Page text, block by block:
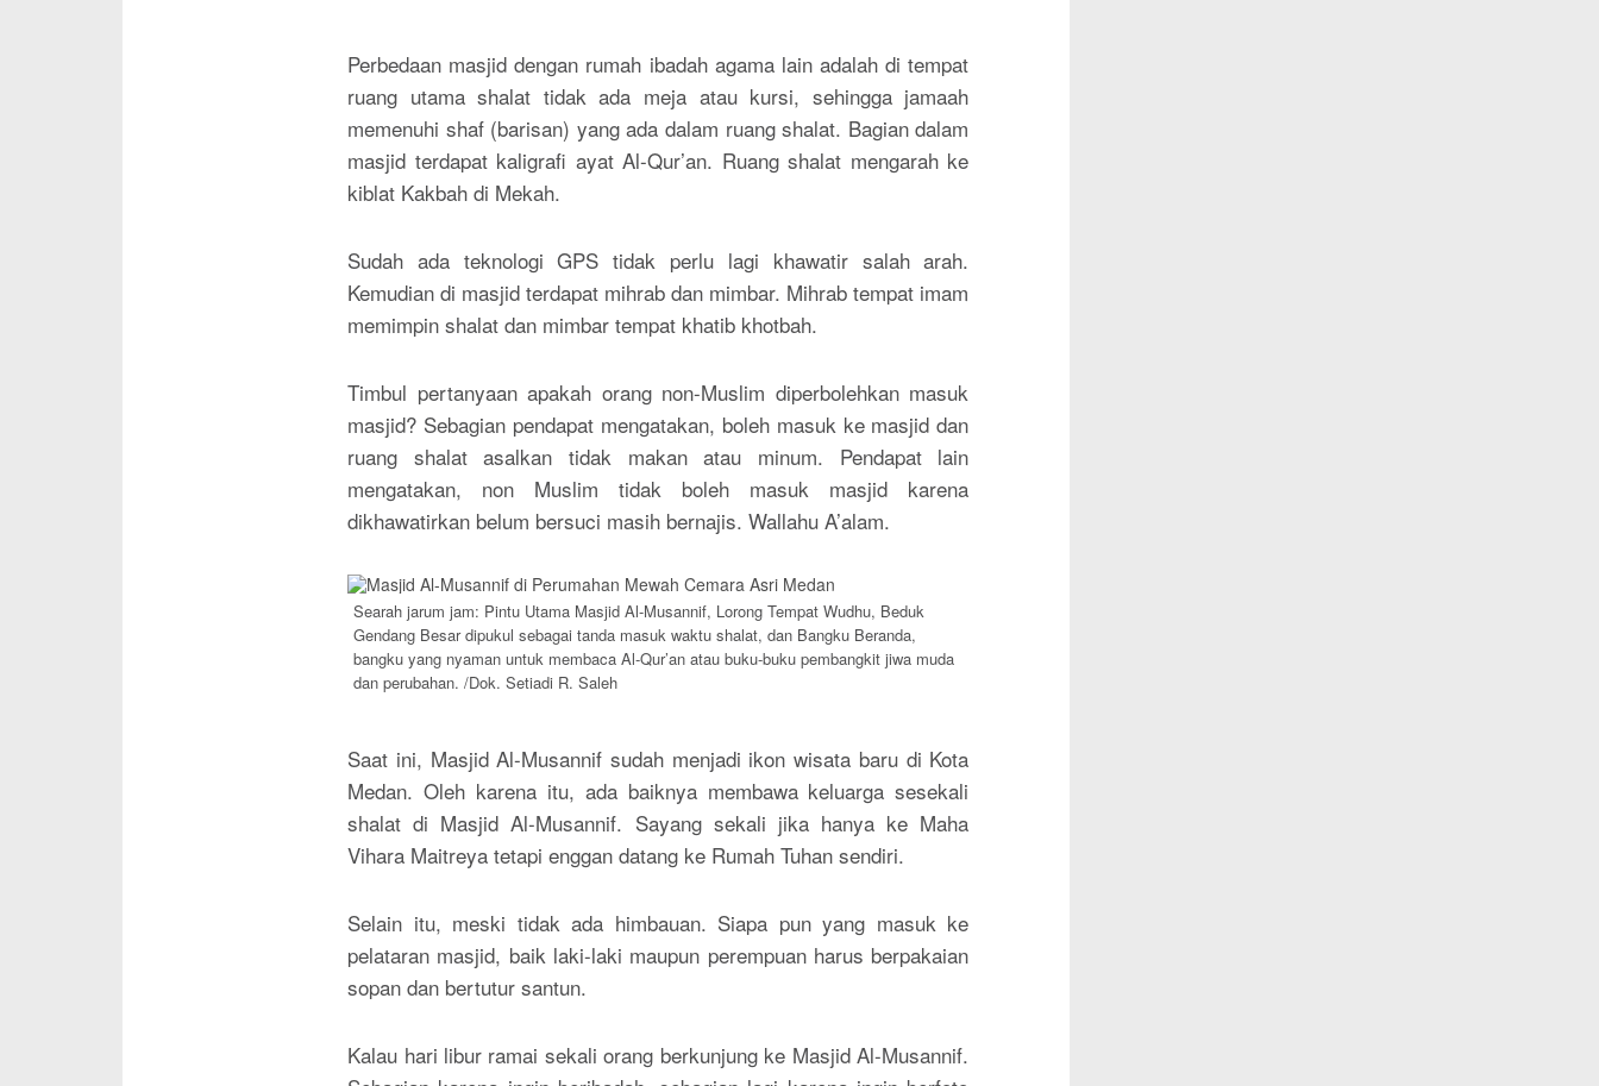
Perbedaan masjid dengan rumah ibadah agama lain adalah di tempat
ruang utama shalat tidak ada meja atau kursi, sehingga jamaah
memenuhi shaf (barisan) yang ada dalam ruang shalat. Bagian dalam
masjid terdapat kaligrafi ayat Al-Qur’an. Ruang shalat mengarah ke
kiblat Kakbah di Mekah.
Sudah ada teknologi GPS tidak perlu lagi khawatir salah arah.
Kemudian di masjid terdapat mihrab dan mimbar. Mihrab tempat imam
memimpin shalat dan mimbar tempat khatib khotbah.
Timbul pertanyaan apakah orang non-Muslim diperbolehkan masuk
masjid? Sebagian pendapat mengatakan, boleh masuk ke masjid dan
ruang shalat asalkan tidak makan atau minum. Pendapat lain
mengatakan, non Muslim tidak boleh masuk masjid karena
dikhawatirkan belum bersuci masih bernajis. Wallahu A’alam.
Searah jarum jam: Pintu Utama Masjid Al-Musannif, Lorong Tempat Wudhu, Beduk
Gendang Besar dipukul sebagai tanda masuk waktu shalat, dan Bangku Beranda,
bangku yang nyaman untuk membaca Al-Qur’an atau buku-buku pembangkit jiwa muda
dan perubahan. /Dok. Setiadi R. Saleh
Saat ini, Masjid Al-Musannif sudah menjadi ikon wisata baru di Kota
Medan. Oleh karena itu, ada baiknya membawa keluarga sesekali
shalat di Masjid Al-Musannif. Sayang sekali jika hanya ke Maha
Vihara Maitreya tetapi enggan datang ke Rumah Tuhan sendiri.
Selain itu, meski tidak ada himbauan. Siapa pun yang masuk ke
pelataran masjid, baik laki-laki maupun perempuan harus berpakaian
sopan dan bertutur santun.
Kalau hari libur ramai sekali orang berkunjung ke Masjid Al-Musannif.